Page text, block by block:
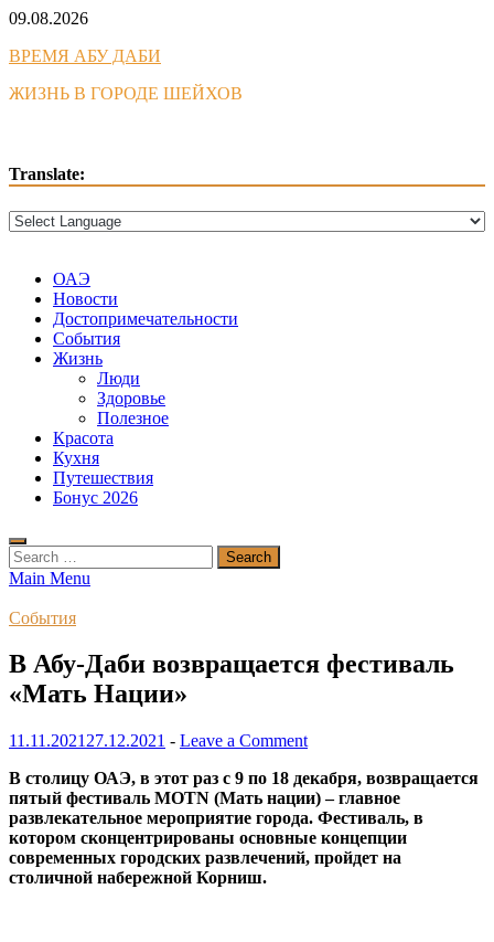
Skip
content
09.08.2026
ВРЕМЯ АБУ ДАБИ
ЖИЗНЬ В ГОРОДЕ ШЕЙХОВ
Translate:
ОАЭ
Новости
Достопримечательности
События
Жизнь
Люди
Здоровье
Полезное
Красота
Кухня
Путешествия
Бонус 2026
Search
for:
Main Menu
События
В Абу-Даби возвращается фестиваль
«Мать Нации»
11.11.2021 27.12.2021 - Leave a Comment
В столицу ОАЭ, в этот раз с 9 по 18 декабря, возвращается
пятый фестиваль MOTN (Мать нации) – главное
развлекательное мероприятие города. Фестиваль, в
котором сконцентрированы основные концепции
современных городских развлечений, пройдет на
столичной набережной Корниш.